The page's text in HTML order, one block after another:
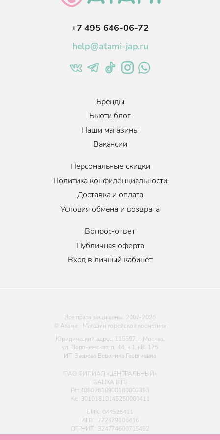
+7 495 646-06-72
help@atami-jap.ru
Бренды
Бьюти блог
Наши магазины
Вакансии
Персональные скидки
Политика конфиденциальности
Доставка и оплата
Условия обмена и возврата
Вопрос-ответ
Публичная оферта
Вход в личный кабинет
Все права защищены. 2007-2026
© Атами - Магазин корейской косметики
Юридический адрес: 115597, г. Москва,
ул. Воронежская, д. 44, к 1, кВ. 175
ИП Зверева Вероника Георгиевна
ПАО ФИЛИАЛ «ЦЕНТРАЛЬНЫЙ»
БАНКА ВТБ
Р/с: 40802810900180002393
К/с: 30101810145250000411
БИК: 044525411
ИНН: 772479106416
ОГРНИП: 324774600715492